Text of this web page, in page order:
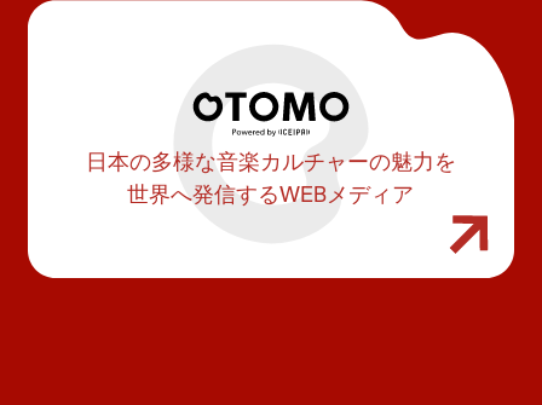
日本の多様な音楽カルチャーの魅力を
世界へ発信するWEBメディア